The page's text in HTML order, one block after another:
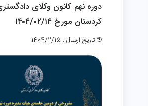
دوره نهم کانون وکلای
کردستان مورخ ۱۴۰۴/۰۲/۱۴
تاریخ ارسال : 1404/2/15